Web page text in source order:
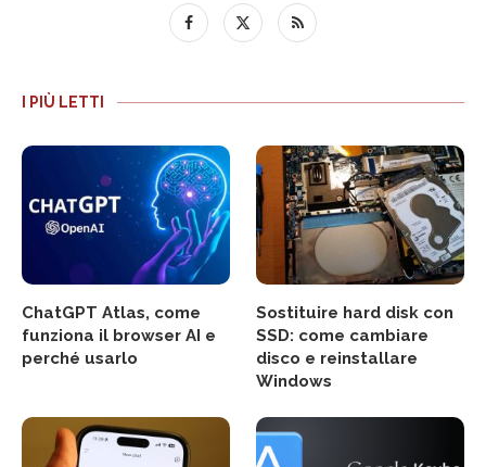
I PIÙ LETTI
ChatGPT Atlas, come
funziona il browser AI e
perché usarlo
Sostituire hard disk con
SSD: come cambiare
disco e reinstallare
Windows